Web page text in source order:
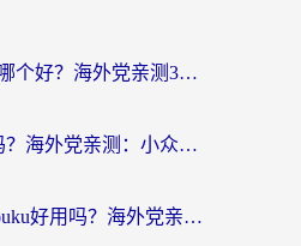
雷神手游和sixfast哪个好？海外党亲测3款回国加速器，教你选对不踩坑
穿梭和快喵好用吗？海外党亲测：小众加速器对比+番茄加速器深度体验
云极和Unblock Youku好用吗？海外党亲测+2026回国加速器避坑指南